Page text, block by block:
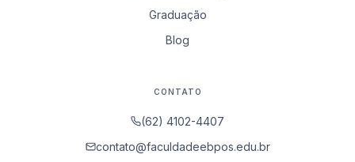
Graduação
Blog
CONTATO
(62) 4102-4407
contato@faculdadeebpos.edu.br